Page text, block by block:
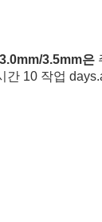
3.5mm은
10 작업